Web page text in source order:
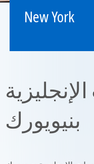
New York
بنيويورك